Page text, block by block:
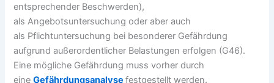
entsprechender Beschwerden),
als Angebotsuntersuchung oder aber auch
als Pflichtuntersuchung bei besonderer Gefährdung
aufgrund außerordentlicher Belastungen erfolgen (G46).
Eine mögliche Gefährdung muss vorher durch
eineGefährdungsanalyse festgestellt werden.